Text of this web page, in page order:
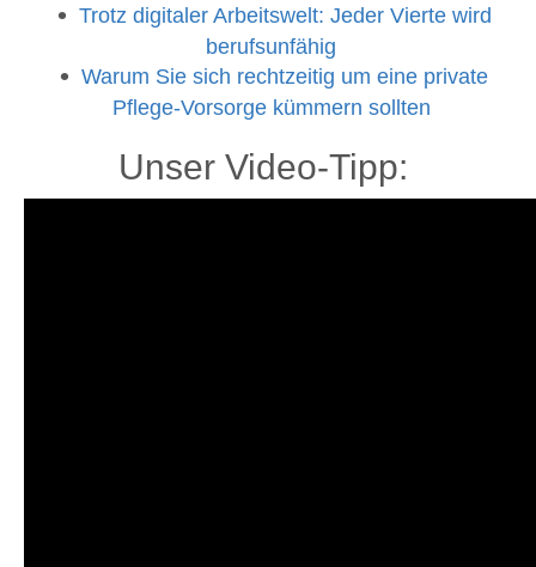
Trotz digitaler Arbeitswelt: Jeder Vierte wird
berufsunfähig
Warum Sie sich rechtzeitig um eine private
Pflege-Vorsorge kümmern sollten
Unser Video-Tipp: